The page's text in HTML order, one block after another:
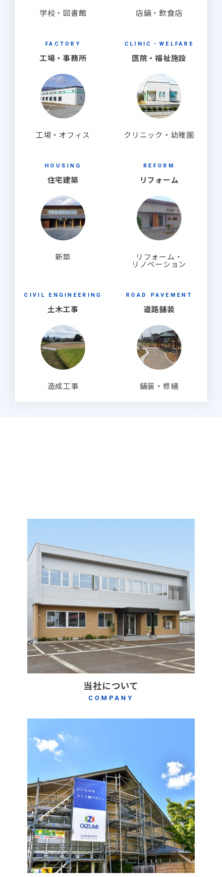
学校・図書館 店舗・飲食店
FACTORY
工場・事務所
工場・オフィス
CLINIC・WELFARE
医院・福祉施設
クリニック・幼稚園
HOUSING
住宅建築
新築
REFORM
リフォーム
リフォーム・
リノベーション
CIVIL ENGINEERING
土木工事
造成工事
ROAD PAVEMENT
道路舗装
舗装・修繕
当社について
COMPANY